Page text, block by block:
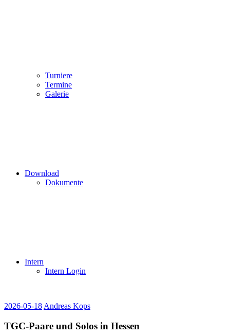
Turniere
Termine
Galerie
Download
Dokumente
Intern
Intern Login
2026-05-18 Andreas Kops
TGC-Paare und Solos in Hessen